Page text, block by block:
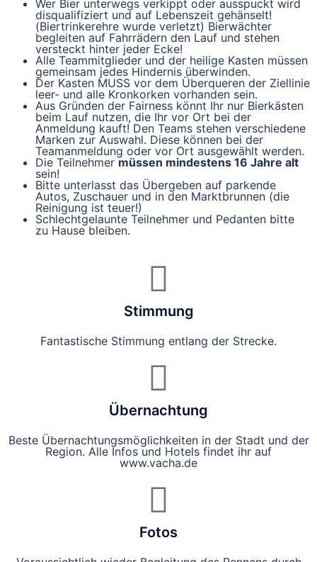
Wer Bier unterwegs verkippt oder ausspuckt wird
disqualifiziert und auf Lebenszeit gehänselt!
(Biertrinkerehre wurde verletzt) Bierwächter
begleiten auf Fahrrädern den Lauf und stehen
versteckt hinter jeder Ecke!
Alle Teammitglieder und der heilige Kasten müssen
gemeinsam jedes Hindernis überwinden.
Der Kasten MUSS vor dem Überqueren der Ziellinie
leer- und alle Kronkorken vorhanden sein.
Aus Gründen der Fairness könnt Ihr nur Bierkästen
beim Lauf nutzen, die Ihr vor Ort bei der
Anmeldung kauft! Den Teams stehen verschiedene
Marken zur Auswahl. Diese können bei der
Teamanmeldung oder vor Ort ausgewählt werden.
Die Teilnehmer müssen mindestens 16 Jahre alt
sein!
Bitte unterlasst das Übergeben auf parkende
Autos, Zuschauer und in den Marktbrunnen (die
Reinigung ist teuer!)
Schlechtgelaunte Teilnehmer und Pedanten bitte
zu Hause bleiben.
Stimmung
Fantastische Stimmung entlang der Strecke.
Übernachtung
Beste Übernachtungsmöglichkeiten in der Stadt und der
Region. Alle Infos und Hotels findet ihr auf
www.vacha.de
Fotos